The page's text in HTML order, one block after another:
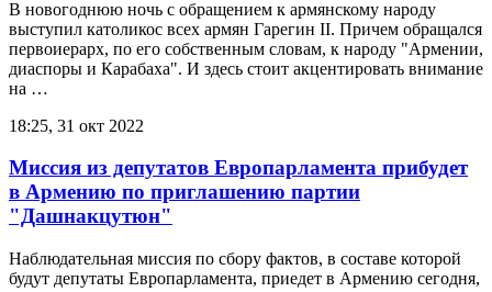
В новогоднюю ночь с обращением к армянскому народу
выступил католикос всех армян Гарегин II. Причем обращался
первоиерарх, по его собственным словам, к народу "Армении,
диаспоры и Карабаха". И здесь стоит акцентировать внимание
на …
18:25, 31 окт 2022
Миссия из депутатов Европарламента прибудет
в Армению по приглашению партии
"Дашнакцутюн"
Наблюдательная миссия по сбору фактов, в составе которой
будут депутаты Европарламента, приедет в Армению сегодня,